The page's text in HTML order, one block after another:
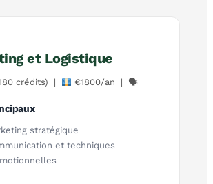
et Logistique
crédits) | €1800/an | 🗣
stratégique
et techniques